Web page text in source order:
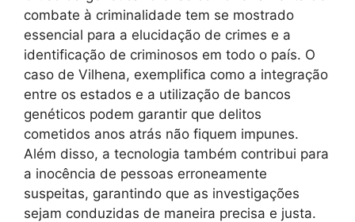
combate à criminalidade tem se mostrado
essencial para a elucidação de crimes e a
identificação de criminosos em todo o país. O
caso de Vilhena, exemplifica como a integração
entre os estados e a utilização de bancos
genéticos podem garantir que delitos
cometidos anos atrás não fiquem impunes.
Além disso, a tecnologia também contribui para
a inocência de pessoas erroneamente
suspeitas, garantindo que as investigações
sejam conduzidas de maneira precisa e justa.